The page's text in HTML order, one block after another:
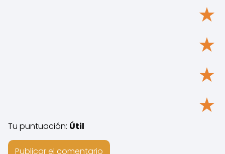
★
★
★
★
Tu puntuación: Útil